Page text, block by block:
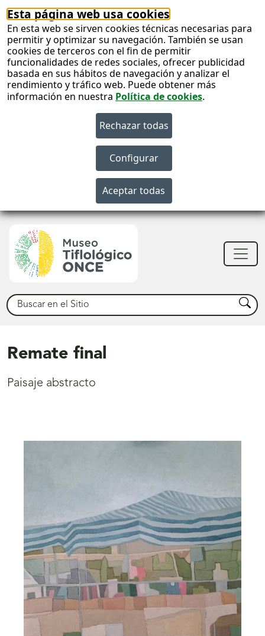
Esta página web usa cookies
En esta web se sirven cookies técnicas necesarias para
permitir y optimizar su navegación. También se usan
cookies de terceros con el fin de permitir
funcionalidades de redes sociales, ofrecer publicidad
basada en sus hábitos de navegación y analizar el
rendimiento y tráfico web. Puede obtener más
información en nuestra Política de cookies.
Buscar Buscar
Remate final
Paisaje abstracto